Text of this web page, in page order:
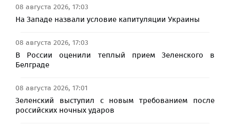
08 августа 2026, 17:03
На Западе назвали условие капитуляции Украины
08 августа 2026, 17:03
В России оценили теплый прием Зеленского в
Белграде
08 августа 2026, 17:01
Зеленский выступил с новым требованием после
российских ночных ударов